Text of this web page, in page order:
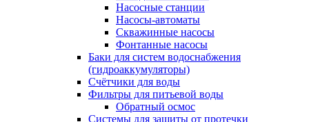
Насосные станции
Насосы-автоматы
Скважинные насосы
Фонтанные насосы
Баки для систем водоснабжения
(гидроаккумуляторы)
Счётчики для воды
Фильтры для питьевой воды
Обратный осмос
Системы для защиты от протечки